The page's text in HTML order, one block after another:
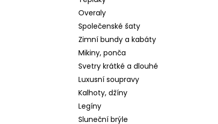
Overaly
Společenské šaty
Zimní bundy a kabáty
Mikiny, ponča
Svetry krátké a dlouhé
Luxusní soupravy
Kalhoty, džíny
Legíny
Sluneční brýle
LUXUSNÍ ZIMNÍ BUNDA S PRAVOU
KOŽEŠINOU
4 799 Kč
Původně: 5 999 Kč